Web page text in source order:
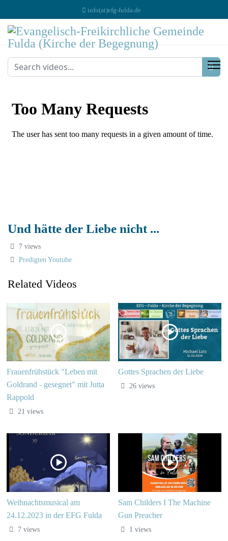
info(at)efg-fulda.de
Und hätte der Liebe nicht ...
7 views
Predigten Youtube
Related Videos
Frauenfrühstück "Leben mit
Goldrand - gesegnet" mit Jutta
Rappold
21 views
Gottes Sprachen der Liebe
26 views
Weihnachtsmusical am
24.12.2023 in der EFG Fulda
7 views
Sam Childers I The Machine
Gun Preacher
1 views